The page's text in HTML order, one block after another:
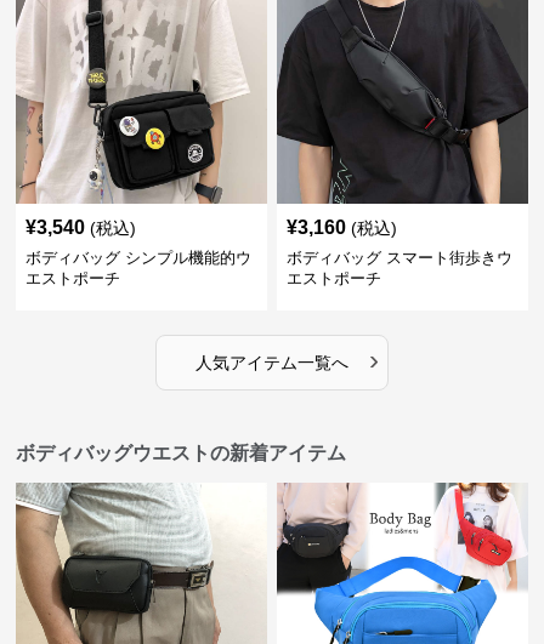
¥3,540 (税込)
ボディバッグ シンプル機能的ウ
エストポーチ
¥3,160 (税込)
ボディバッグ スマート街歩きウ
エストポーチ
人気アイテム一覧へ ›
ボディバッグウエストの新着アイテム